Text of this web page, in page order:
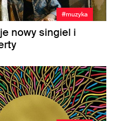
#muzyka
nowy singiel i